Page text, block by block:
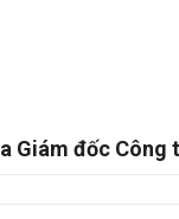
Giám đốc Công